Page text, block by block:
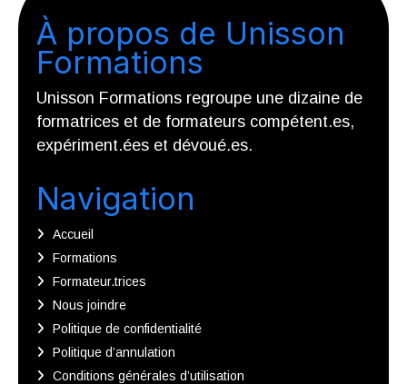
À propos de Unisson
Formations
Unisson Formations regroupe une dizaine de
formatrices et de formateurs compétent.es,
expériment.ées et dévoué.es.
Navigation
Accueil
Formations
Formateur.trices
Nous joindre
Politique de confidentialité
Politique d’annulation
Conditions générales d’utilisation